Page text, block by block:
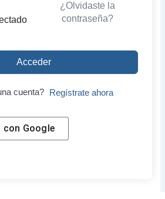
¿Olvidaste la
contraseña?
Acceder
cuenta? Regístrate ahora
con Google